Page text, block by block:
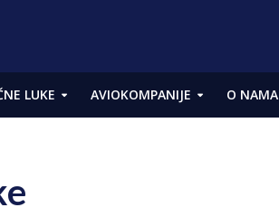
LUKE AVIOKOMPANIJE O NAMA